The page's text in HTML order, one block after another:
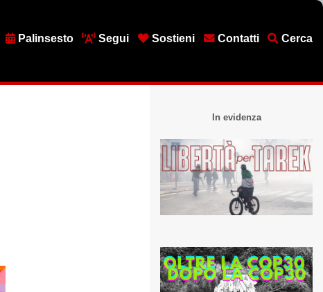
Palinsesto Segui Sostieni Contatti Cerca
In evidenza